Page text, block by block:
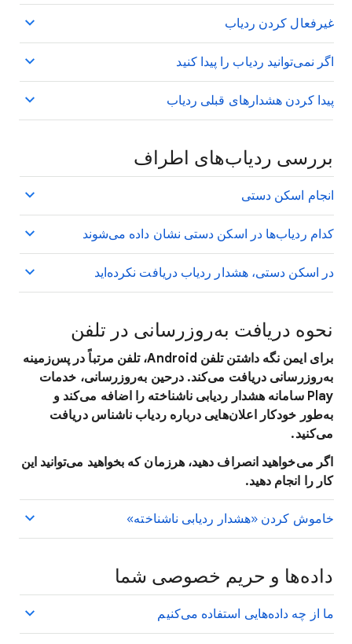
غیرفعال کردن ردیاب
اگر نمی‌توانید ردیاب را پیدا کنید
پیدا کردن هشدارهای قبلی ردیاب
بررسی ردیاب‌های اطراف
انجام اسکن دستی
کدام ردیاب‌ها در اسکن دستی نشان داده می‌شوند
در اسکن دستی، هشدار ردیاب دریافت نکرده‌اید
نحوه دریافت به‌روزرسانی در تلفن
برای ایمن نگه داشتن تلفن Android، تلفن مرتباً در پس‌زمینه
به‌روزرسانی دریافت می‌کند. درحین به‌روزرسانی، خدمات
Play سامانه هشدار ردیابی ناشناخته را اضافه می‌کند و
به‌طور خودکار اعلان‌هایی درباره ردیاب ناشناس دریافت
می‌کنید.
اگر می‌خواهید انصراف دهید، هرزمان که بخواهید می‌توانید این
کار را انجام دهید.
خاموش کردن «هشدار ردیابی ناشناخته»
داده‌ها و حریم خصوصی شما
ما از چه داده‌هایی استفاده می‌کنیم